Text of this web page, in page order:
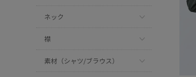
ネック
襟
素材（シャツ/ブラウス）